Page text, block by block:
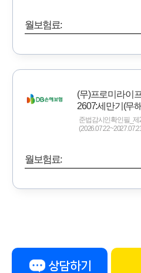
월보험료:
(무)프로미라이
2607:세만기(무
준법감시인확인필_제
월보험료:
상담하기